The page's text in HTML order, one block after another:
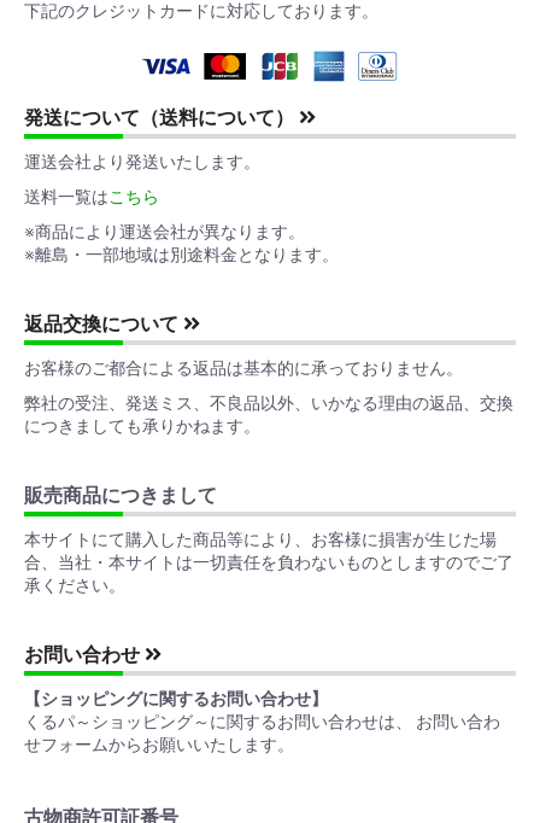
下記のクレジットカードに対応しております。
発送について（送料について）
運送会社より発送いたします。
送料一覧はこちら
※商品により運送会社が異なります。
※離島・一部地域は別途料金となります。
返品交換について
お客様のご都合による返品は基本的に承っておりません。
弊社の受注、発送ミス、不良品以外、いかなる理由の返品、交換
につきましても承りかねます。
販売商品につきまして
本サイトにて購入した商品等により、お客様に損害が生じた場
合、当社・本サイトは一切責任を負わないものとしますのでご了
承ください。
お問い合わせ
【ショッピングに関するお問い合わせ】
くるパ～ショッピング～に関するお問い合わせは、 お問い合わ
せフォームからお願いいたします。
古物商許可証番号